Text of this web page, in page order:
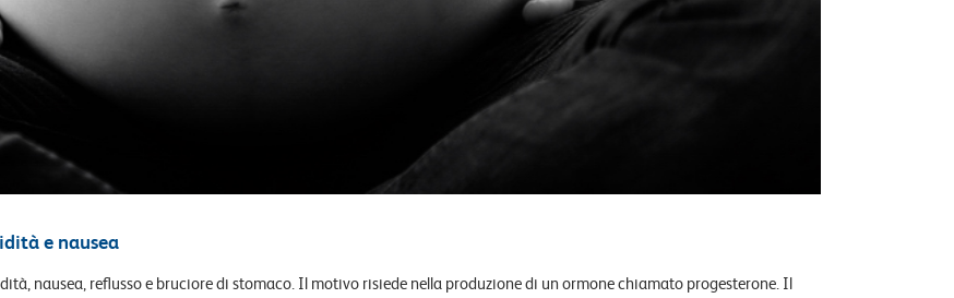
e nausea
nausea, reflusso e bruciore di stomaco. Il motivo risiede nella produzione di un ormone chiamato progesterone. Il